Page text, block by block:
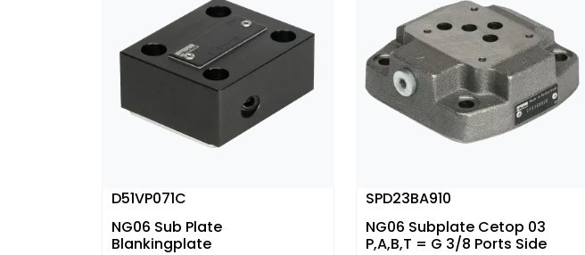
D51VP071C
NG06 Sub Plate
Blankingplate
SPD23BA910
NG06 Subplate Cetop 03
P,A,B,T = G 3/8 Ports Side